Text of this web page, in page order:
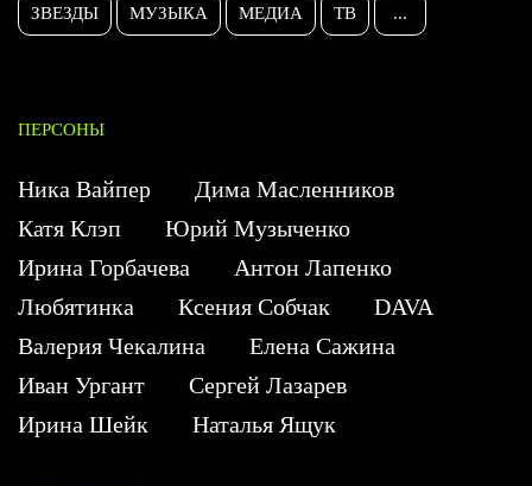
ЗВЕЗДЫ МУЗЫКА МЕДИА ТВ ...
ПЕРСОНЫ
Ника Вайпер
Дима Масленников
Катя Клэп
Юрий Музыченко
Ирина Горбачева
Антон Лапенко
Любятинка
Ксения Собчак
DAVA
Валерия Чекалина
Елена Сажина
Иван Ургант
Сергей Лазарев
Ирина Шейк
Наталья Ящук